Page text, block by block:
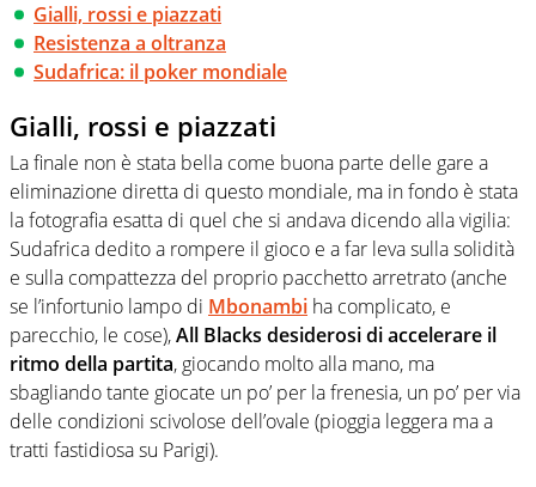
Gialli, rossi e piazzati
Resistenza a oltranza
Sudafrica: il poker mondiale
Gialli, rossi e piazzati
La finale non è stata bella come buona parte delle gare a
eliminazione diretta di questo mondiale, ma in fondo è stata
la fotografia esatta di quel che si andava dicendo alla vigilia:
Sudafrica dedito a rompere il gioco e a far leva sulla solidità
e sulla compattezza del proprio pacchetto arretrato (anche
se l’infortunio lampo di Mbonambi ha complicato, e
parecchio, le cose),All Blacks desiderosi di accelerare il
ritmo della partita, giocando molto alla mano, ma
sbagliando tante giocate un po’ per la frenesia, un po’ per via
delle condizioni scivolose dell’ovale (pioggia leggera ma a
tratti fastidiosa su Parigi).